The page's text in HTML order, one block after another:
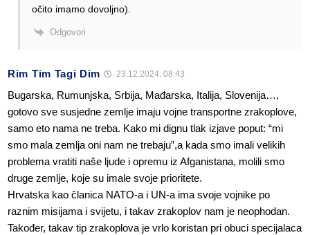
očito imamo dovoljno).
Odgovori
Rim Tim Tagi Dim 23.12.2024. 08:43
Bugarska, Rumunjska, Srbija, Mađarska, Italija, Slovenija…,
gotovo sve susjedne zemlje imaju vojne transportne zrakoplove,
samo eto nama ne treba. Kako mi dignu tlak izjave poput: “mi
smo mala zemlja oni nam ne trebaju”,a kada smo imali velikih
problema vratiti naše ljude i opremu iz Afganistana, molili smo
druge zemlje, koje su imale svoje prioritete.
Hrvatska kao članica NATO-a i UN-a ima svoje vojnike po
raznim misijama i svijetu, i takav zrakoplov nam je neophodan.
Također, takav tip zrakoplova je vrlo koristan pri obuci specijalaca